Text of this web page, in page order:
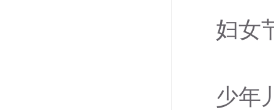
妇女
少年